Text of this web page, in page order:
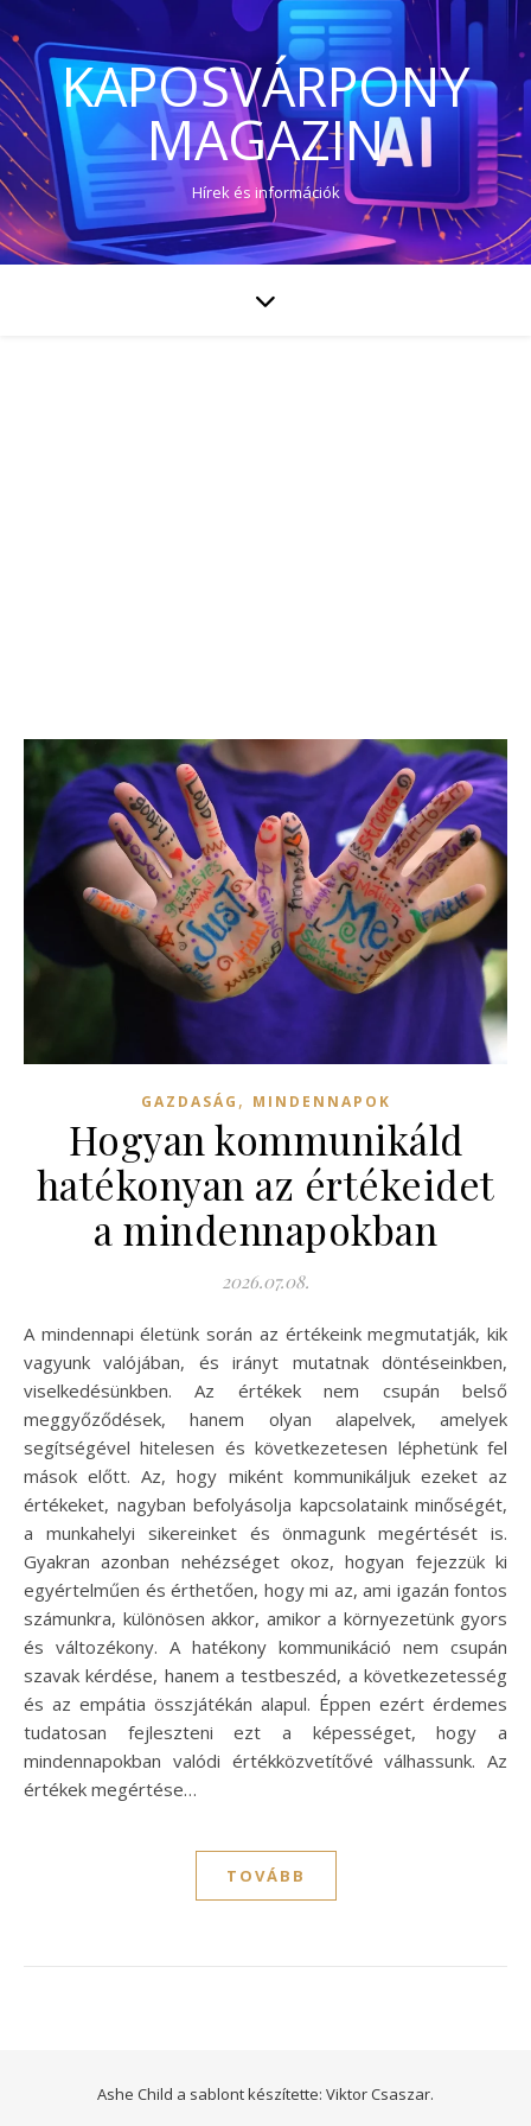
KAPOSVÁRPONY
MAGAZIN
Hírek és információk
GAZDASÁG , MINDENNAPOK
Hogyan kommunikáld
hatékonyan az értékeidet
a mindennapokban
2026.07.08.
A mindennapi életünk során az értékeink megmutatják, kik
vagyunk valójában, és irányt mutatnak döntéseinkben,
viselkedésünkben. Az értékek nem csupán belső
meggyőződések, hanem olyan alapelvek, amelyek
segítségével hitelesen és következetesen léphetünk fel
mások előtt. Az, hogy miként kommunikáljuk ezeket az
értékeket, nagyban befolyásolja kapcsolataink minőségét,
a munkahelyi sikereinket és önmagunk megértését is.
Gyakran azonban nehézséget okoz, hogyan fejezzük ki
egyértelműen és érthetően, hogy mi az, ami igazán fontos
számunkra, különösen akkor, amikor a környezetünk gyors
és változékony. A hatékony kommunikáció nem csupán
szavak kérdése, hanem a testbeszéd, a következetesség
és az empátia összjátékán alapul. Éppen ezért érdemes
tudatosan fejleszteni ezt a képességet, hogy a
mindennapokban valódi értékközvetítővé válhassunk. Az
értékek megértése…
TOVÁBB
Ashe Child a sablont készítette: Viktor Csaszar.